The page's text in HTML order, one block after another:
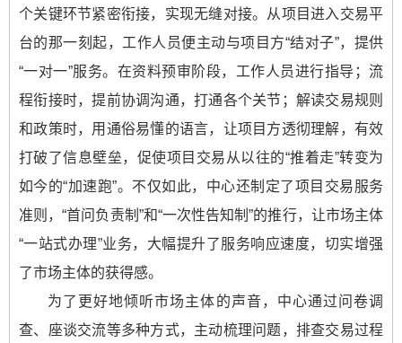
个关键环节紧密衔接，实现无缝对接。从项目进入交易平
台的那一刻起，工作人员便主动与项目方“结对子”，提供
“一对一”服务。在资料预审阶段，工作人员进行指导；流
程衔接时，提前协调沟通，打通各个关节；解读交易规则
和政策时，用通俗易懂的语言，让项目方透彻理解，有效
打破了信息壁垒，促使项目交易从以往的“推着走”转变为
如今的“加速跑”。不仅如此，中心还制定了项目交易服务
准则，“首问负责制”和“一次性告知制”的推行，让市场主体
“一站式办理”业务，大幅提升了服务响应速度，切实增强
了市场主体的获得感。
为了更好地倾听市场主体的声音，中心通过问卷调
查、座谈交流等多种方式，主动梳理问题，排查交易过程